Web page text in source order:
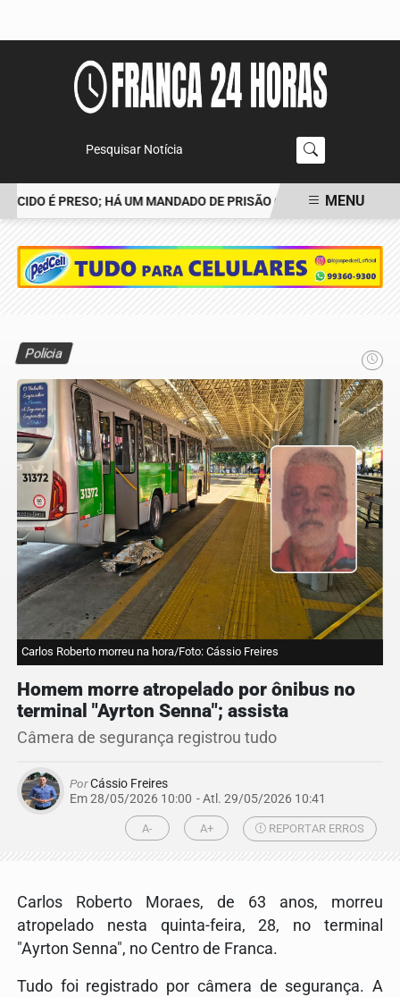
Pesquisar Notícia
É PRESO; HÁ UM MANDADO DE PRISÃO CONTRA TIAGOMENU
Polícia
Carlos Roberto morreu na hora/Foto: Cássio Freires
Homem morre atropelado por ônibus no
terminal "Ayrton Senna"; assista
Câmera de segurança registrou tudo
PorCássio Freires
Em 28/05/2026 10:00 - Atl. 29/05/2026 10:41
A- A+ REPORTAR ERROS
Carlos Roberto Moraes, de 63 anos, morreu
atropelado nesta quinta-feira, 28, no terminal
"Ayrton Senna", no Centro de Franca.
Tudo foi registrado por câmera de segurança. A